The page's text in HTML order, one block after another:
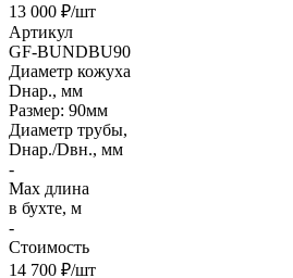
13 000 ₽/шт
Артикул
GF-BUNDBU90
Диаметр кожуха
Dнар., мм
Размер: 90мм
Диаметр трубы,
Dнар./Dвн., мм
-
Max длина
в бухте, м
-
Стоимость
14 700 ₽/шт